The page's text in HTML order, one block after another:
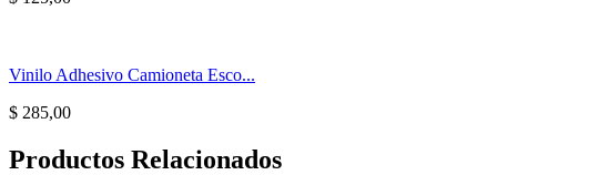
Vinilo Adhesivo Camioneta Esco...
$ 285,00
Productos Relacionados